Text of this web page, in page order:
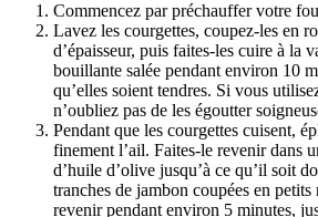
Commencez par préchauffer votre
Lavez les courgettes, coupez-les en
d’épaisseur, puis faites-les cuire à la
bouillante salée pendant environ 10
qu’elles soient tendres. Si vous
n’oubliez pas de les égoutter
Pendant que les courgettes cuisent,
finement l’ail. Faites-le revenir dans
d’huile d’olive jusqu’à ce qu’il soit
tranches de jambon coupées en
revenir pendant environ 5 minutes,